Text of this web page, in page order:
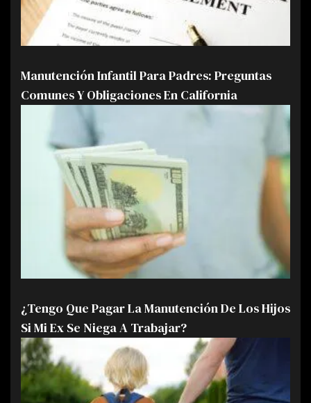
Manutención Infantil Para Padres: Preguntas
Comunes Y Obligaciones En California
¿Tengo Que Pagar La Manutención De Los Hijos
Si Mi Ex Se Niega A Trabajar?